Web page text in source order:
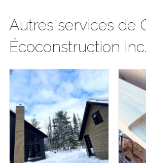
Autres services de
Écoconstruction inc.